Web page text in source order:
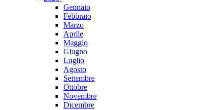
Gennaio
Febbraio
Marzo
Aprile
Maggio
Giugno
Luglio
Agosto
Settembre
Ottobre
Novembre
Dicembre